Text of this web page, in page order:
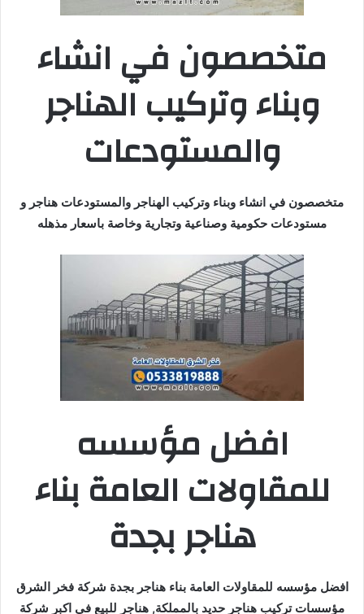
متخصصون في انشاء
وبناء وتركيب الهناجر
والمستودعات
متخصصون في انشاء وبناء وتركيب الهناجر والمستودعات هناجر و
مستودعات حكومية وصناعية وتجارية وخاصة باسعار مذهله
افضل مؤسسه
للمقاولات العامة بناء
هناجر بجدة
افضل مؤسسه للمقاولات العامة بناء هناجر بجدة شركة فخر الشرق
مؤسسات تركيب هناجر حديد بالمملكة, هناجر للبيع فى اكبر شركة